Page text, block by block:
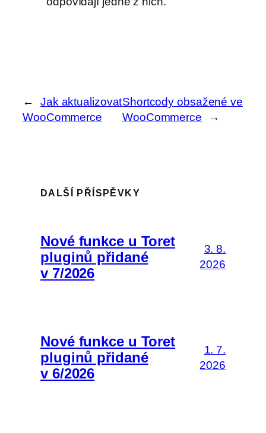
←
Jak aktualizovat
WooCommerce
Shortcody obsažené ve
WooCommerce
→
DALŠÍ PŘÍSPĚVKY
Nové funkce u Toret
pluginů přidané
v 7/2026
3. 8.
2026
Nové funkce u Toret
pluginů přidané
v 6/2026
1. 7.
2026